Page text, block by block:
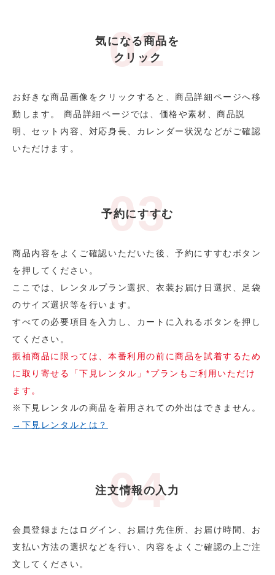
気になる商品を
クリック
お好きな商品画像をクリックすると、商品詳細ページへ移
動します。 商品詳細ページでは、価格や素材、商品説
明、セット内容、対応身長、カレンダー状況などがご確認
いただけます。
予約にすすむ
商品内容をよくご確認いただいた後、予約にすすむボタン
を押してください。
ここでは、レンタルプラン選択、衣装お届け日選択、足袋
のサイズ選択等を行います。
すべての必要項目を入力し、カートに入れるボタンを押し
てください。
振袖商品に限っては、本番利用の前に商品を試着するため
に取り寄せる「下見レンタル」*プランもご利用いただけ
ます。
※下見レンタルの商品を着用されての外出はできません。
→下見レンタルとは？
注文情報の入力
会員登録またはログイン、お届け先住所、お届け時間、お
支払い方法の選択などを行い、内容をよくご確認の上ご注
文してください。